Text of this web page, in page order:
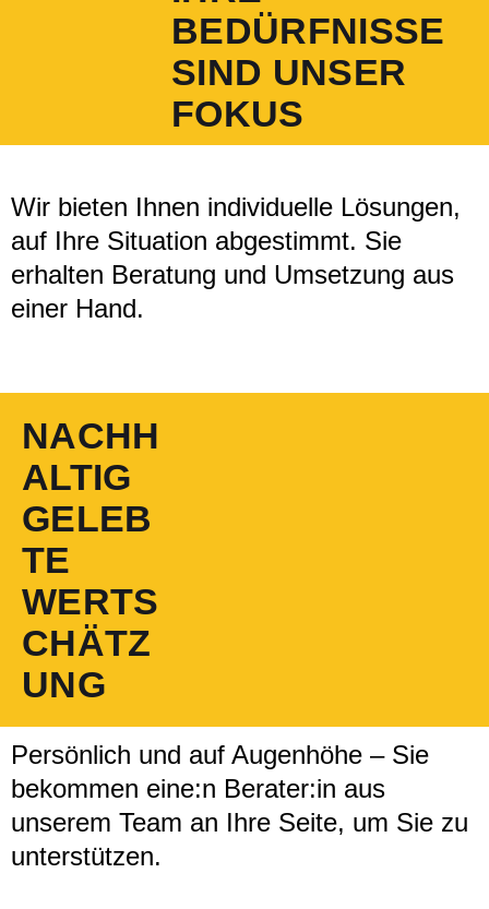
BEDÜRFNISSE
SIND UNSER
FOKUS
Wir bieten Ihnen individuelle Lösungen,
auf Ihre Situation abgestimmt. Sie
erhalten Beratung und Umsetzung aus
einer Hand.
Persönlich und auf Augenhöhe – Sie
bekommen eine:n Berater:in aus
unserem Team an Ihre Seite, um Sie zu
unterstützen.
NACHH
ALTIG
GELEB
TE
WERTS
CHÄTZ
UNG